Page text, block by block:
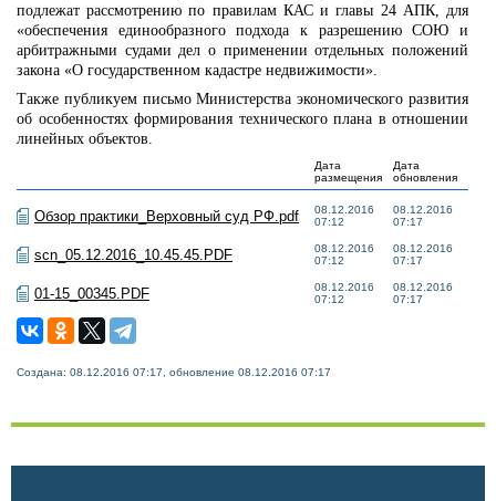
подлежат рассмотрению по правилам КАС и главы 24 АПК, для
«обеспечения единообразного подхода к разрешению СОЮ и
арбитражными судами дел о применении отдельных положений
закона «О государственном кадастре недвижимости».
Также публикуем письмо Министерства экономического развития
об особенностях формирования технического плана в отношении
линейных объектов.
Дата
размещения
Дата
обновления
Обзор практики_Верховный суд РФ.pdf
08.12.2016
07:12
08.12.2016
07:17
scn_05.12.2016_10.45.45.PDF
08.12.2016
07:12
08.12.2016
07:17
01-15_00345.PDF
08.12.2016
07:12
08.12.2016
07:17
Создана: 08.12.2016 07:17, обновление 08.12.2016 07:17